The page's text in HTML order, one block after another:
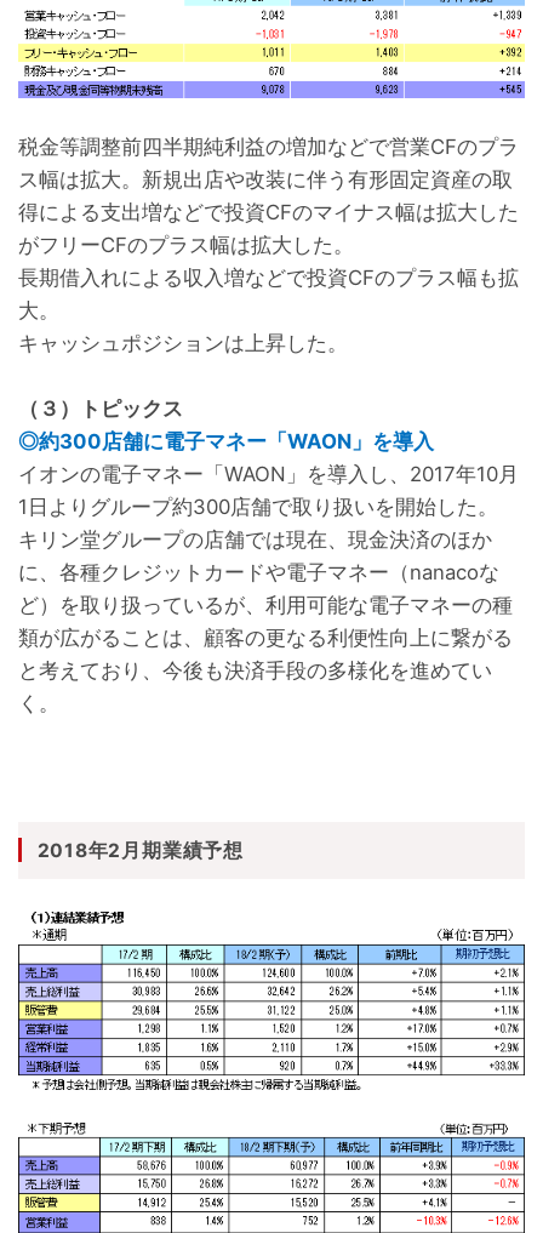
税金等調整前四半期純利益の増加などで営業CFのプラ
ス幅は拡大。新規出店や改装に伴う有形固定資産の取
得による支出増などで投資CFのマイナス幅は拡大した
がフリーCFのプラス幅は拡大した。
長期借入れによる収入増などで投資CFのプラス幅も拡
大。
キャッシュポジションは上昇した。
（３）トピックス
◎約300店舗に電子マネー「WAON」を導入
イオンの電子マネー「WAON」を導入し、2017年10月
1日よりグループ約300店舗で取り扱いを開始した。
キリン堂グループの店舗では現在、現金決済のほか
に、各種クレジットカードや電子マネー（nanacoな
ど）を取り扱っているが、利用可能な電子マネーの種
類が広がることは、顧客の更なる利便性向上に繋がる
と考えており、今後も決済手段の多様化を進めてい
く。
2018年2月期業績予想